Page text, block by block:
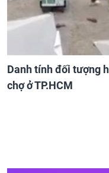
Danh tính đối tượng
chợ ở TP.HCM